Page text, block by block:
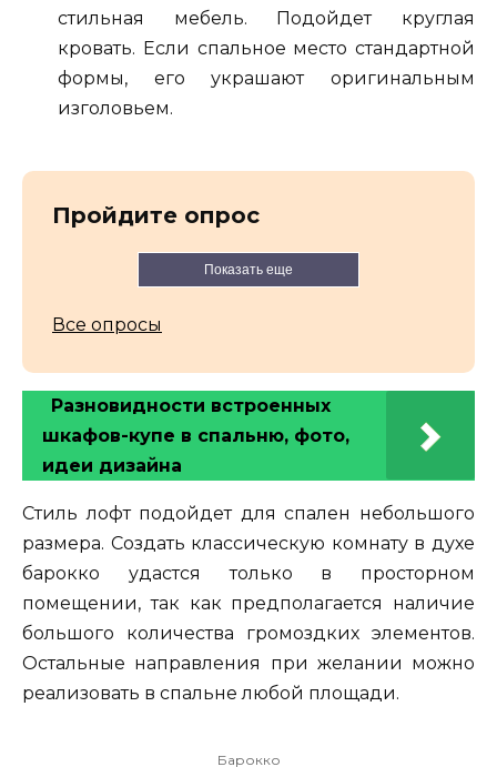
стильная мебель. Подойдет круглая
кровать. Если спальное место стандартной
формы, его украшают оригинальным
изголовьем.
Пройдите опрос
Показать еще
Все опросы
Разновидности встроенных
шкафов-купе в спальню, фото,
идеи дизайна
Стиль лофт подойдет для спален небольшого
размера. Создать классическую комнату в духе
барокко удастся только в просторном
помещении, так как предполагается наличие
большого количества громоздких элементов.
Остальные направления при желании можно
реализовать в спальне любой площади.
Барокко